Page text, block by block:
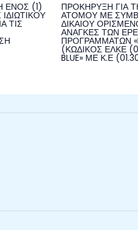
ΕΝΟΣ (1)
ΤΙΣ
ΠΡΟΚΗΡΥΞΗ ΓΙΑ
ΑΤΟΜΟΥ ΜΕ
ΔΙΚΑΙΟΥ
ΑΝΑΓΚΕΣ ΤΩΝ
ΠΡΟΓΡΑΜΜΑΤΩΝ
(ΚΩΔΙΚΟΣ ΕΛΚΕ
BLUE» ΜΕ Κ.Ε